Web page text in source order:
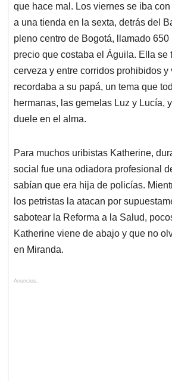
que hace mal. Los viernes se iba
a una tienda en la sexta, detrás del
pleno centro de Bogotá, llamado 650
precio que costaba el Águila. Ella se
cerveza y entre corridos prohibidos y
recordaba a su papá, un tema que
hermanas, las gemelas Luz y Lucía,
duele en el alma.
Para muchos uribistas Katherine,
social fue una odiadora profesional
sabían que era hija de policías.
los petristas la atacan por
sabotear la Reforma a la Salud,
Katherine viene de abajo y que no
en Miranda.
Anuncios.